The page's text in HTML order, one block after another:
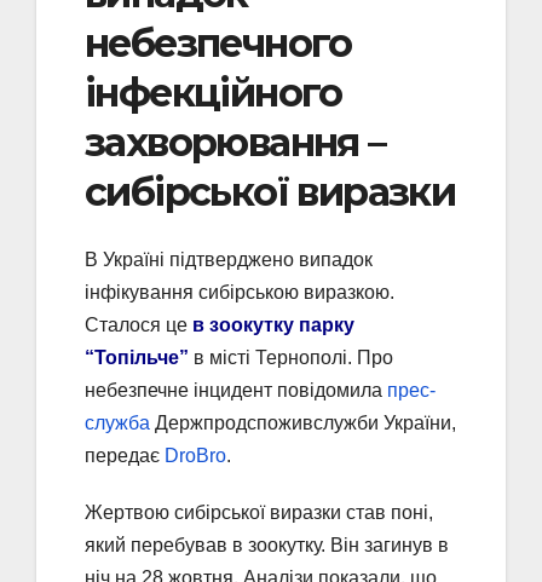
небезпечного
інфекційного
захворювання –
сибірської виразки
В Україні підтверджено випадок
інфікування сибірською виразкою.
Сталося це в зоокутку парку
“Топільче” в місті Тернополі. Про
небезпечне інцидент повідомила прес-
служба Держпродспоживслужби України,
передає DroBro.
Жертвою сибірської виразки став поні,
який перебував в зоокутку. Він загинув в